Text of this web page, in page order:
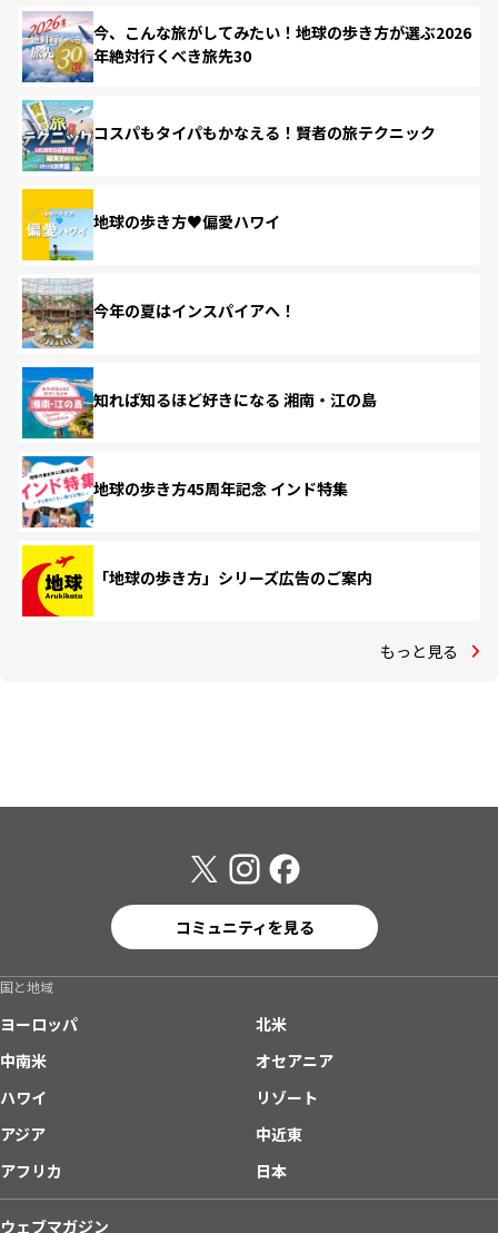
今、こんな旅がしてみたい！地球の歩き方が選ぶ2026
年絶対行くべき旅先30
コスパもタイパもかなえる！賢者の旅テクニック
地球の歩き方♥偏愛ハワイ
今年の夏はインスパイアへ！
知れば知るほど好きになる 湘南・江の島
地球の歩き方45周年記念 インド特集
「地球の歩き方」シリーズ広告のご案内
もっと見る
コミュニティを見る
国と地域
ヨーロッパ
北米
中南米
オセアニア
ハワイ
リゾート
アジア
中近東
アフリカ
日本
ウェブマガジン